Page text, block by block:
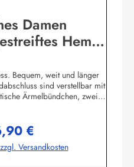
Damen
Hemd
Bequem, weit und länger
sind verstellbar mit
Ärmelbündchen, zwei
Bekleidungswerk
Wittmundinfo@modas-
Preis:
€
Versandkosten